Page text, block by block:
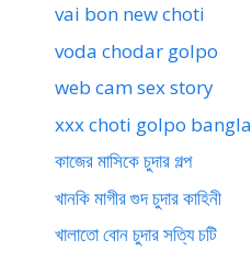
vai bon new choti
voda chodar golpo
web cam sex story
xxx choti golpo bangla
কাজের মাসিকে চুদার গল্প
খানকি মাগীর গুদ চুদার কাহিনী
খালাতো বোন চুদার সত্যি চটি